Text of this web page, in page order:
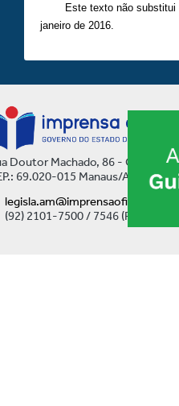
Este texto não substitui
janeiro de 2016.
Doutor Machado, 86 - Centro
69.020-015 Manaus/AM
(92) 2101-7500 / 7546 (Ramal)